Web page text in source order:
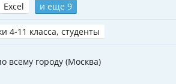
Excel и еще 9
4-11 класса, студенты
всему городу (Москва)